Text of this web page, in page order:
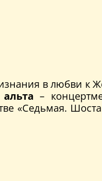
в любви к
альта –
«Седьмая.